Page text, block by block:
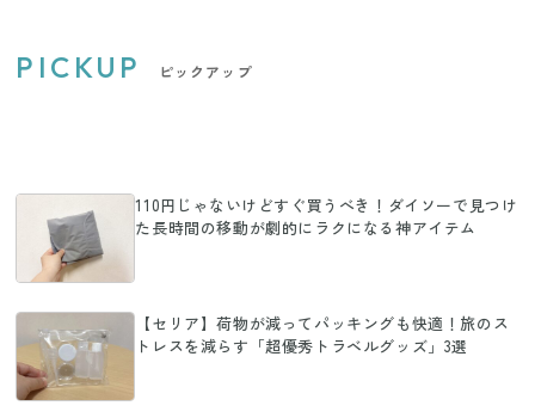
PICKUP ピックアップ
110円じゃないけどすぐ買うべき！ダイソーで見つけ
た長時間の移動が劇的にラクになる神アイテム
【セリア】荷物が減ってパッキングも快適！旅のス
トレスを減らす「超優秀トラベルグッズ」3選